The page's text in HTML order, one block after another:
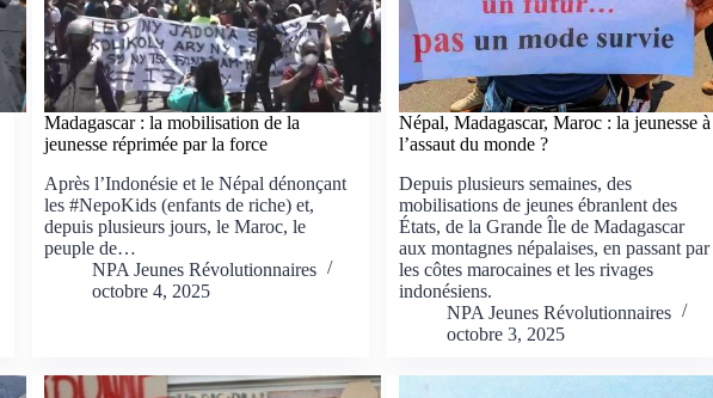
Madagascar : la mobilisation de la
jeunesse réprimée par la force
Après l’Indonésie et le Népal dénonçant
les #NepoKids (enfants de riche) et,
depuis plusieurs jours, le Maroc, le
peuple de…
NPA Jeunes Révolutionnaires
octobre 4, 2025
Népal, Madagascar, Maroc : la jeunesse à
l’assaut du monde ?
Depuis plusieurs semaines, des
mobilisations de jeunes ébranlent des
États, de la Grande Île de Madagascar
aux montagnes népalaises, en passant par
les côtes marocaines et les rivages
indonésiens.
NPA Jeunes Révolutionnaires
octobre 3, 2025